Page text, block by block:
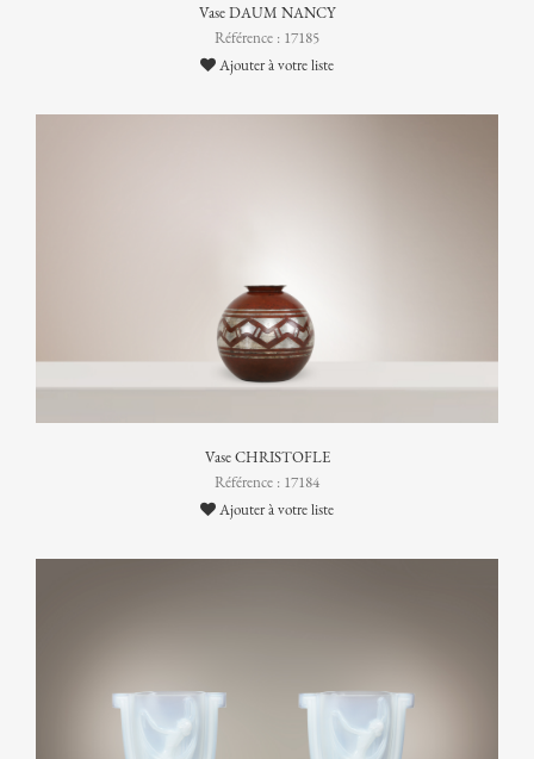
Vase DAUM NANCY
Référence : 17185
Ajouter à votre liste
Vase CHRISTOFLE
Référence : 17184
Ajouter à votre liste